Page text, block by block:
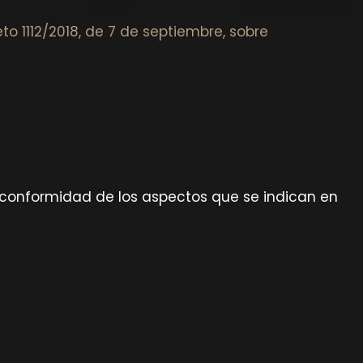
1112/2018, de 7 de septiembre, sobre
de los aspectos que se indican en